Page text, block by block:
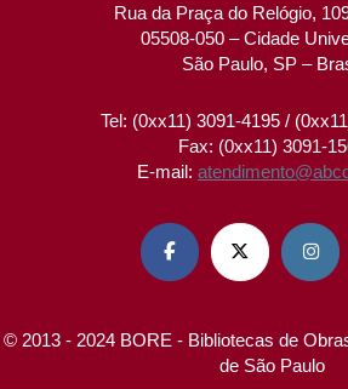
Rua da Praça do Relógio,
05508-050 – Cidade
São Paulo, SP –
Tel: (0xx11) 3091-4195 /
Fax: (0xx11) 3091-
E-mail:
  
© 2013 - 2024 BORE - Bibliotecas de
de São Paulo